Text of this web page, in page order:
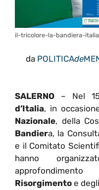
il-tricolore-la-bandiera-
da POLITICAde
SALERNO – Nel
d’Italia, in
Nazionale, della
Bandiera, la
e il Comitato
hanno
Risorgimento e